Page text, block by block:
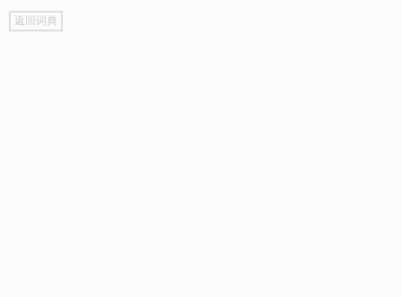
go
top
返回词典